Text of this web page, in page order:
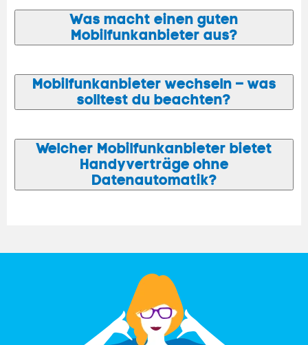
Was macht einen guten
Mobilfunkanbieter aus?
Mobilfunkanbieter wechseln – was
solltest du beachten?
Welcher Mobilfunkanbieter bietet
Handyverträge ohne
Datenautomatik?